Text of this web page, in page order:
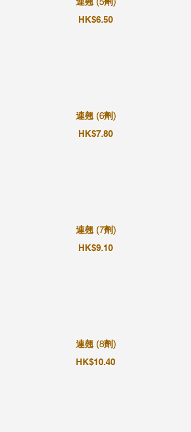
HK$6.50
連翹 (6劑)
HK$7.80
連翹 (7劑)
HK$9.10
連翹 (8劑)
HK$10.40